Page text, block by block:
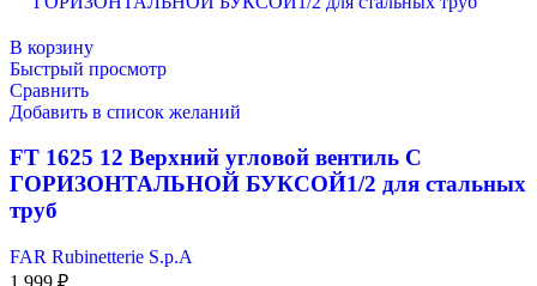
В корзину
Быстрый просмотр
Сравнить
Добавить в список желаний
FT 1625 12 Верхний угловой вентиль С
ГОРИЗОНТАЛЬНОЙ БУКСОЙ1/2 для стальных
труб
FAR Rubinetterie S.p.A
1 999 ₽